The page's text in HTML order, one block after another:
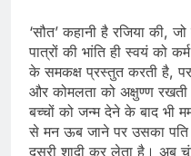
‘सौत’ कहानी है रजिया की,
पात्रों की भांति ही स्वयं को
के समकक्ष प्रस्तुत करती है, पर
और कोमलता को अक्षुण्ण
बच्चों को जन्म देने के बाद भी
से मन ऊब जाने पर उसका
दूसरी शादी कर लेता है। अब